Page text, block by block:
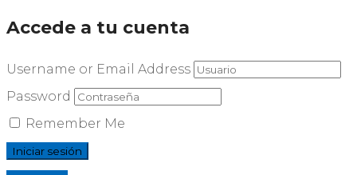
Accede a tu cuenta
Username or Email Address
Password
Remember Me